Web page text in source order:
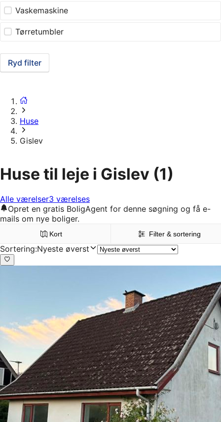
Vaskemaskine
Tørretumbler
Ryd filter
Huse
Gislev
Huse til leje i Gislev (1)
Alle værelser3 værelses
Opret en gratis BoligAgent for denne søgning og få e-
mails om nye boliger.
Kort Filter & sortering
Sortering:Nyeste øverst